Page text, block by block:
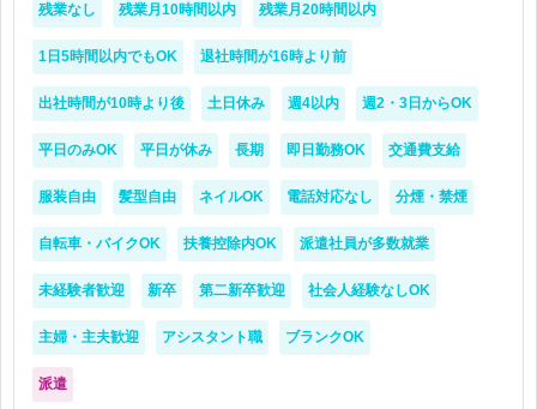
・観光、地域情報、インバウンド向け施策の検討
・地域の事業者、自治体、情報発信者、クリエイタ
ーとの連携
・市場調査、ユーザー調査、競合調査
・収益化モデル、マネタイズ方法の検討
・外部パートナーや開発・制作チームとの調整、進
行管理
・実施後の反応や数字を見ながらの改善・再設計
エンジニアとしてすべてを実装する仕事ではありま
せんが、サービスやプロダクトの構造を理解し、必
要に応じて開発・制作メンバーと連携しながら、事
業として形にしていく力が求められます。
【歓迎条件】
・自らサービス、サイト、アプリ、メディアなどを
立ち上げた経験がある方
・新規事業やサービス開発において、失敗や軌道修
正を経験したことがある方
・数字やユーザーの反応を見ながら、改善を重ねて
きた方
・開発・制作チームや外部パートナーを巻き込んだ
プロジェクト推進経験がある方
・観光、地域メディア、デジタルマーケティング、
インバウンド施策に関心がある方
・テクノロジーを活用した地域情報の仕組みづくり
に関心がある方
残業なし 残業月10時間以内 残業月20時間以内
1日5時間以内でもOK 退社時間が16時より前
出社時間が10時より後 土日休み 週4以内 週2・3日からOK
平日のみOK 平日が休み 長期 即日勤務OK 交通費支給
服装自由 髪型自由 ネイルOK 電話対応なし 分煙・禁煙
自転車・バイクOK 扶養控除内OK 派遣社員が多数就業
未経験者歓迎 新卒 第二新卒歓迎 社会人経験なしOK
主婦・主夫歓迎 アシスタント職 ブランクOK
派遣